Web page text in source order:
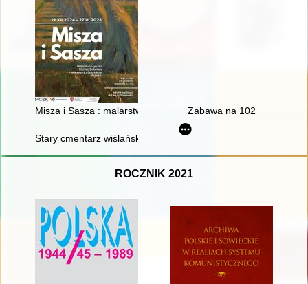
Misza i Sasza : malarstwo i rysunki Michała Dobriaka i
Zabawa na 102
Stary cmentarz wiślański. T. 2,
ROCZNIK 2021